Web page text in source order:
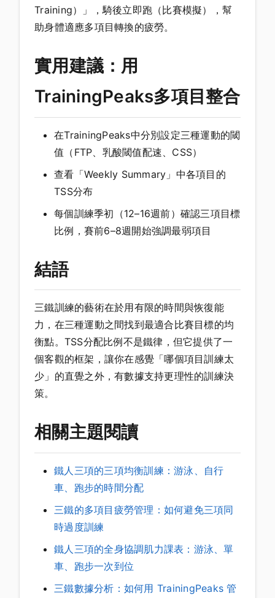
Training）」，騎後立即跑（比賽模擬），幫
助身體適應多項目轉換的疲勞。
實用建議：用
TrainingPeaks多項目整合
在TrainingPeaks中分別設定三種運動的閾
值（FTP、乳酸閾值配速、CSS）
查看「Weekly Summary」中各項目的
TSS分布
每個訓練季初（12–16週前）確認三項目標
比例，賽前6–8週開始強調最弱項目
結語
三鐵訓練的藝術在於用有限的時間與恢復能
力，在三種運動之間找到最適合比賽目標的均
衡點。TSS分配比例不是鐵律，但它提供了一
個客觀的框架，讓你在感覺「哪個項目訓練太
少」的直覺之外，有數據支持更理性的訓練決
策。
相關主題閱讀
鐵人三項的三項均衡訓練：游泳、自行
車、跑步的時間分配
三鐵的多項目疲勞管理：如何避免三項同
時過度訓練
鐵人三項的全身協調肌力課表：游泳、單
車、跑步一次到位
三鐵數據分析：如何用 TrainingPeaks 管